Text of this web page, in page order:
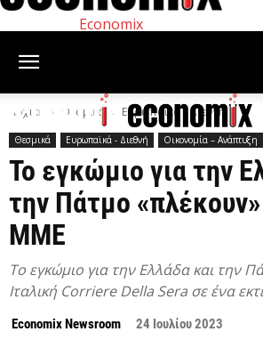
Economix
Αρχική Θεσμικά Ευρωπαϊκά - Διεθνή
Θεσμικά Ευρωπαϊκά - Διεθνή Οικονομία – Ανάπτυξη
Το εγκώμιο για την
την Πάτμο «πλέκουν»
ΜΜΕ
Το εγκώμιο για την Ελλάδα και την
Ιταλική Corriere Della Sera σε ένα
Economix Newsroom 24 Ιουλίου 2023